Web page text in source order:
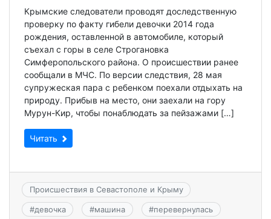
Крымские следователи проводят доследственную
проверку по факту гибели девочки 2014 года
рождения, оставленной в автомобиле, который
съехал с горы в селе Строгановка
Симферопольского района. О происшествии ранее
сообщали в МЧС. По версии следствия, 28 мая
супружеская пара с ребенком поехали отдыхать на
природу. Прибыв на место, они заехали на гору
Мурун-Кир, чтобы понаблюдать за пейзажами […]
Читать
Происшествия в Севастополе и Крыму
#девочка #машина #перевернулась